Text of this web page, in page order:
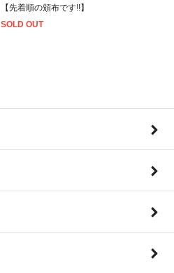
【先着順の頒布です!!】
SOLD OUT